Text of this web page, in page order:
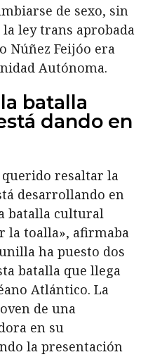
de sexo, sin
ley trans aprobada
Núñez Feijóo era
Autónoma.
batalla
dando en
resaltar la
desarrollando en
batalla cultural
la toalla», afirmaba
ha puesto dos
batalla que llega
Atlántico. La
de una
en su
la presentación